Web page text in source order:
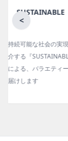
<
ゴム報知
の動向、
タビュー